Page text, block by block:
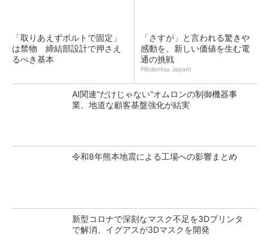
「取りあえずボルトで固定」
は禁物 締結部設計で押さえ
るべき基本
「さすが」と言われる驚きや
感動を。新しい価値を生む電
通の挑戦
PR(dentsu Japan)
AI関連“だけじゃない”オムロンの制御機器事
業、地道な顧客基盤強化が結実
令和8年熊本地震による工場への影響まとめ
新型コロナで深刻なマスク不足を3Dプリンタ
で解消、イグアスが3Dマスクを開発